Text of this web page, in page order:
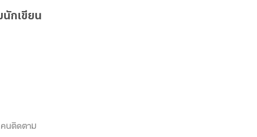
นักเขียน
คนติดตาม